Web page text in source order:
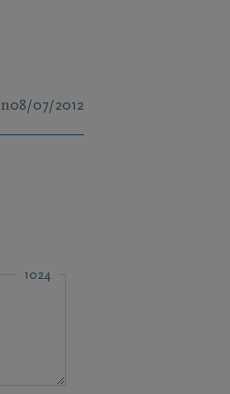
08/07/2012
1024